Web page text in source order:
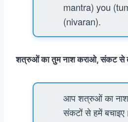
mantra) you
(nivaran).
शत्रुओं का तुम नाश कराओ, संकट से
आप शत्रुओं का
संकटों से हमें बचाइए।